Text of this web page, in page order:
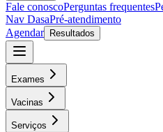
Fale conoscoPerguntas frequentes
Nav DasaPré-atendimento
Agendar
Resultados
Exames
Vacinas
Serviços